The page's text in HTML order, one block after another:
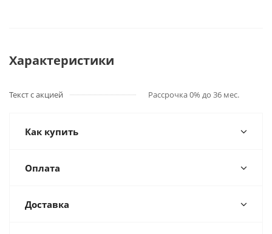
Характеристики
Текст с акцией Рассрочка 0% до 36 мес.
Как купить
Оплата
Доставка